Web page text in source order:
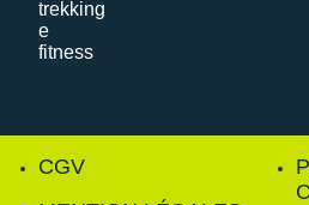
CGV